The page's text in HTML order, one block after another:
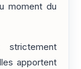
moment du
apportent